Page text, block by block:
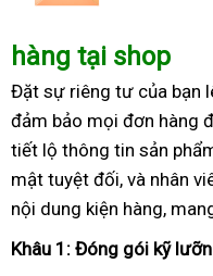
hàng tại shop
Đặt sự riêng tư của bạn
đảm bảo mọi đơn hàng
tiết lộ thông tin sản
mật tuyệt đối, và nhân
nội dung kiện hàng,
Khâu 1: Đóng gói kỹ